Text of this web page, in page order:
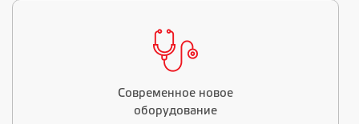
Современное новое
оборудование